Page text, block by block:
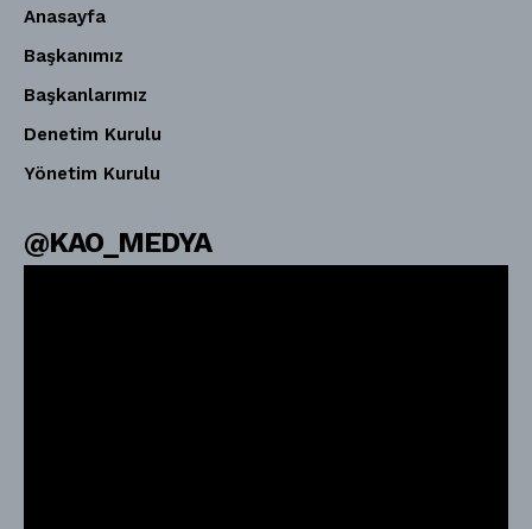
Anasayfa
Başkanımız
Başkanlarımız
Denetim Kurulu
Yönetim Kurulu
@KAO_MEDYA